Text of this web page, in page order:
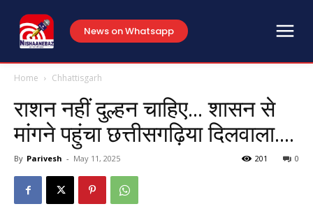
News on Whatsapp
Home Chhattisgarh
राशन नहीं दुल्हन चाहिए… शासन से
मांगने पहुंचा छत्तीसगढ़िया दिलवाला….
By Parivesh - May 11, 2025 0
201